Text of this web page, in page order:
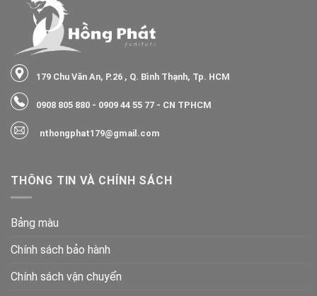
179 Chu Văn An, P.26 , Q. Bình Thạnh, Tp. HCM
0908 805 880 - 0909 44 55 77 - CN TPHCM
nthongphat179@gmail.com
THÔNG TIN VÀ CHÍNH SÁCH
Bảng màu
Chính sách bảo hành
Chính sách vận chuyển